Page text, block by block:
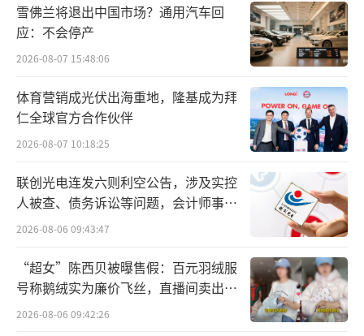
此外，汾酒、泸州老窖等也纷纷提高了分
红比例。汾酒2025年度共实施两次分红，分别
为2024年中期分红和2024年年度分红，合计派
发现金73.93亿元，分红率提升到60.39%。泸
州老窖则制定了《2024-2026年度股东分红回报
规划》，逐年提升现金分红比例，增强股东获
得感。
这种集体性分红提速，背后是头部企业对
自身发展阶段的清醒认知。通过高额分红和回
购注销，企业一方面向市场证明了其充沛的现
金流和健康的资产负债表，另一方面也主动管
雪佛兰将退出中国市场？通用汽车回
应：不会停产
2026-08-07 15:48:06
体育营销成光伏出海重地，隆基成为拜
仁全球官方合作伙伴
2026-08-07 10:18:25
联创光电连发六则利空公告，涉及实控
人被查、债务诉讼等问题，会计师事务
所曾出具“保留意见”
2026-08-06 09:43:47
“超女”陈西贝被曝售假：百元羽绒服
号称鹅绒实为廉价飞丝，直播间卖出超
百万元
2026-08-06 09:42:26